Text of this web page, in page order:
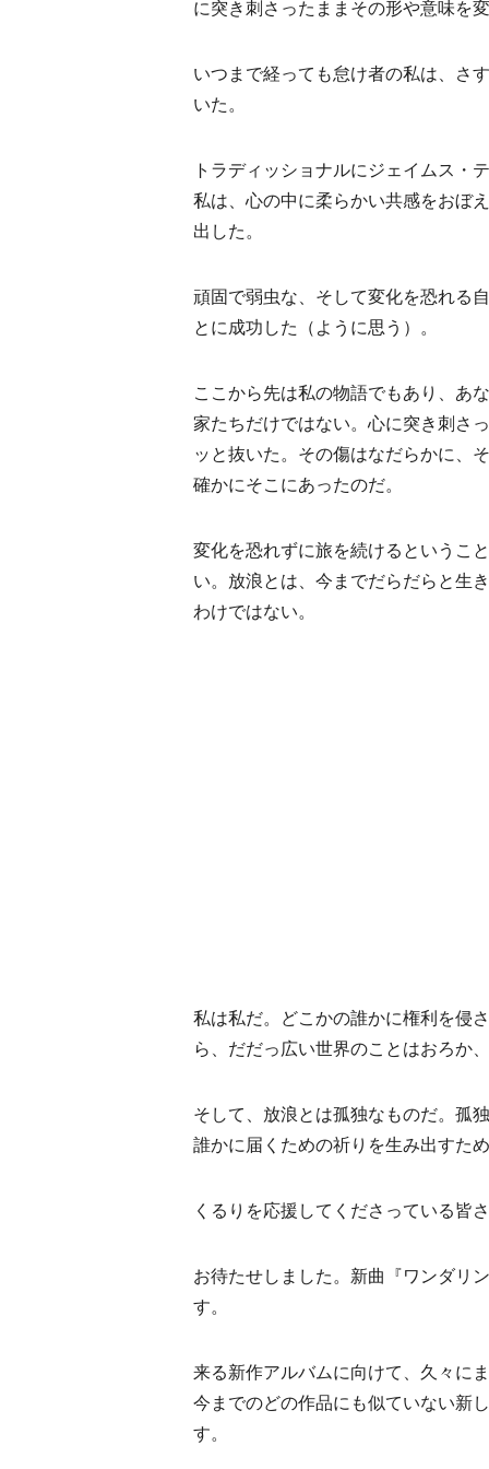
に突き刺さったままその形や意味を
いつまで経っても怠け者の私は、さ
いた。
トラディッショナルにジェイムス・
私は、心の中に柔らかい共感をおぼ
出した。
頑固で弱虫な、そして変化を恐れる
とに成功した（ように思う）。
ここから先は私の物語でもあり、あ
家たちだけではない。心に突き刺さ
ッと抜いた。その傷はなだらかに、
確かにそこにあったのだ。
変化を恐れずに旅を続けるというこ
い。放浪とは、今までだらだらと生
わけではない。
私は私だ。どこかの誰かに権利を侵
ら、だだっ広い世界のことはおろか
そして、放浪とは孤独なものだ。孤
誰かに届くための祈りを生み出すた
くるりを応援してくださっている皆
お待たせしました。新曲『ワンダリ
す。
来る新作アルバムに向けて、久々に
今までのどの作品にも似ていない新
す。